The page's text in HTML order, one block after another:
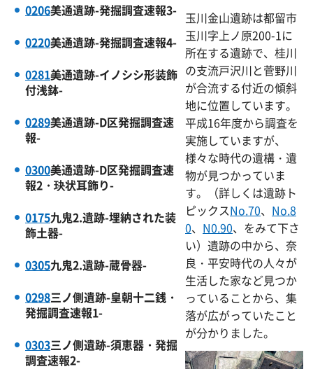
0206美通遺跡-発掘調査速報3-
0220美通遺跡-発掘調査速報4-
0281美通遺跡-イノシシ形装飾
付浅鉢-
0289美通遺跡-D区発掘調査速
報-
0300美通遺跡-D区発掘調査速
報2・玦状耳飾り-
0175九鬼2.遺跡-埋納された装
飾土器-
0305九鬼2.遺跡-蔵骨器-
0298三ノ側遺跡-皇朝十二銭・
発掘調査速報1-
0303三ノ側遺跡-須恵器・発掘
調査速報2-
玉川金山遺跡は都留市
玉川字上ノ原200-1に
所在する遺跡で、桂川
の支流戸沢川と菅野川
が合流する付近の傾斜
地に位置しています。
平成16年度から調査を
実施していますが、
様々な時代の遺構・遺
物が見つかっていま
す。（詳しくは遺跡ト
ピックスNo.70、 No.8
0、 N0.90、をみて下さ
い）遺跡の中から、奈
良・平安時代の人々が
生活した家など見つか
っていることから、集
落が広がっていたこと
が分かりました。